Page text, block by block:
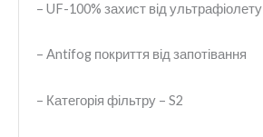
– UF-100% захист від ультрафіолету
– Antifog покриття від запотівання
– Категорія фільтру – S2